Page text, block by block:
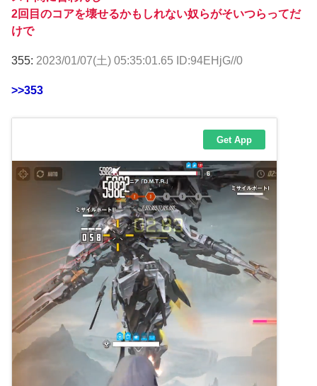
2回目のコアを壊せるかもしれない奴らがそいつらってだ
けで
355: 2023/01/07(土) 05:35:01.65 ID:94EHjG//0
>>353